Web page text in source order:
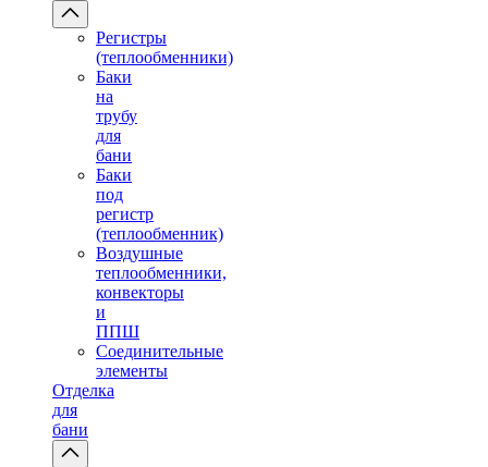
Регистры
(теплообменники)
Баки
на
трубу
для
бани
Баки
под
регистр
(теплообменник)
Воздушные
теплообменники,
конвекторы
и
ППШ
Соединительные
элементы
Отделка
для
бани